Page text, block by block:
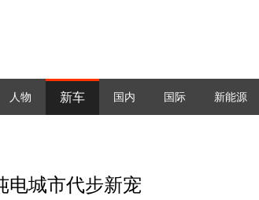
人物 新车 国内 国际 新能源
电城市代步新宠